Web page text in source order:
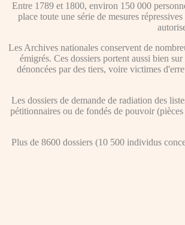
Entre 1789 et 1800, environ 150 000
place toute une série de mesures
Les Archives nationales conservent de
émigrés. Ces dossiers portent aussi bien
dénoncées par des tiers, voire victimes
Les dossiers de demande de radiation des
pétitionnaires ou de fondés de pouvoir
Plus de 8600 dossiers (10 500 individus